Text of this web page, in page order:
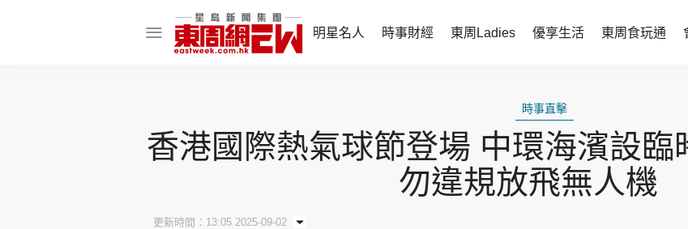
明星名人 時事財經 東周Ladies 優享生活 東周食玩通
話題人物 財經智庫
焦點人物
時尚生活
健康醫美
時事直擊
香港國際熱氣球節登場 中環海濱設臨
勿違規放飛無人機
更新時間：13:05 2025-09-02